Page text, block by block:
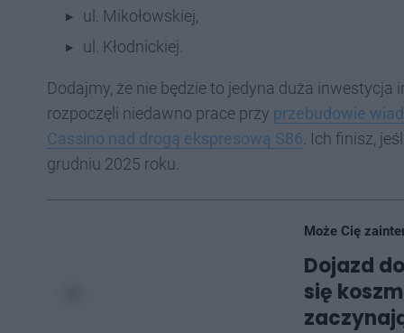
ul. Mikołowskiej,
ul. Kłodnickiej.
Dodajmy, że nie będzie to jedyna duża
rozpoczęli niedawno prace przy przebudowie
Cassino nad drogą ekspresową S86 . Ich finisz,
grudniu 2025 roku.
Może Cię
Dojazd
się